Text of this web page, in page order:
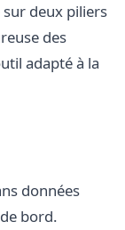
deux piliers
des
adapté à la
données
bord.